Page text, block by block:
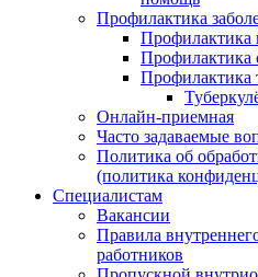
Профилактика
Профилактика
Профилактика
Онлайн-приемная
Часто задаваемые
Политика об
(политика
Специалистам
Вакансии
Правила
работников